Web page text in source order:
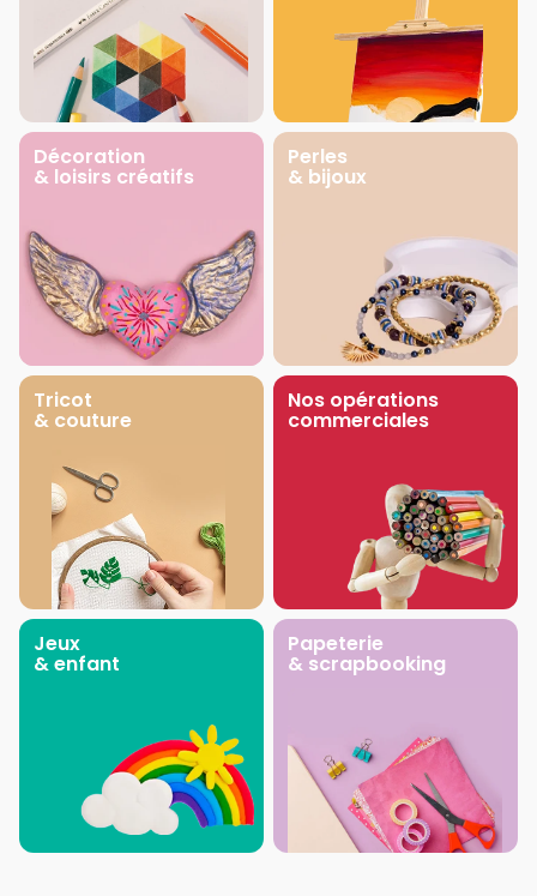
Décoration
& loisirs créatifs
Perles
& bijoux
Tricot
& couture
Nos opérations
commerciales
Jeux
& enfant
Papeterie
& scrapbooking